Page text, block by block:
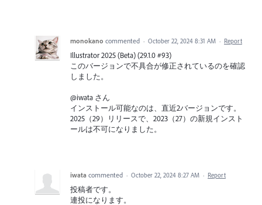
monokano commented · October 22, 2024 8:31 AM · Report
Illustrator 2025 (Beta) (29.1.0 #93)
このバージョンで不具合が修正されているのを確認
しました。
@iwata さん
インストール可能なのは、直近2バージョンです。
2025（29）リリースで、2023（27）の新規インスト
ールは不可になりました。
iwata commented · October 22, 2024 8:27 AM · Report
投稿者です。
連投になります。